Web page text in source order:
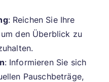
: Reichen Sie Ihre
den Überblick zu
: Informieren Sie sich
Pauschbeträge,